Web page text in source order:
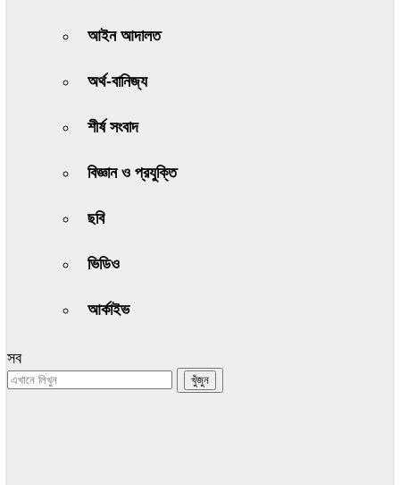
আইন আদালত
অর্থ-বানিজ্য
শীর্ষ সংবাদ
বিজ্ঞান ও প্রযুক্তি
ছবি
ভিডিও
আর্কাইভ
সব